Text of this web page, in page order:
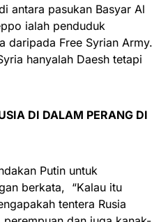
antara pasukan Basyar Al
ialah penduduk
daripada Free Syrian Army.
hanyalah Daesh tetapi
DI DALAM PERANG DI
Putin untuk
berkata, “Kalau itu
tentera Rusia